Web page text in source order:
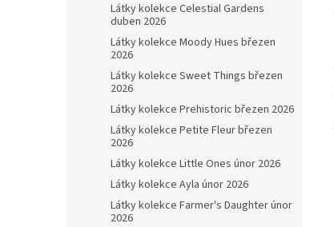
Látky kolekce Celestial Gardens
duben 2026
Látky kolekce Moody Hues březen
2026
Látky kolekce Sweet Things březen
2026
Látky kolekce Prehistoric březen 2026
Látky kolekce Petite Fleur březen
2026
Látky kolekce Little Ones únor 2026
Látky kolekce Ayla únor 2026
Látky kolekce Farmer's Daughter únor
2026